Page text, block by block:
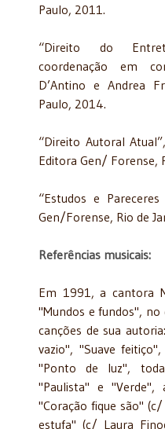
Paulo, 2011.
“Direito do
coordenação em
D’Antino e Andrea
Paulo, 2014.
“Direito Autoral
Editora Gen/ Forense,
“Estudos e
Gen/Forense, Rio de
Referências musicais:
Em 1991, a cantora
"Mundos e fundos", no
canções de sua
vazio", "Suave
"Ponto de luz",
"Paulista" e "Verde",
"Coração fique são"
estufa" (c/ Laura